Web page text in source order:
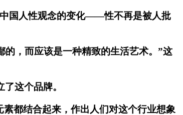
中国人性观念的变化——性不再是被人批
，而应该是一种精致的生活艺术。”这
这个品牌。
都结合起来，作出人们对这个行业想象